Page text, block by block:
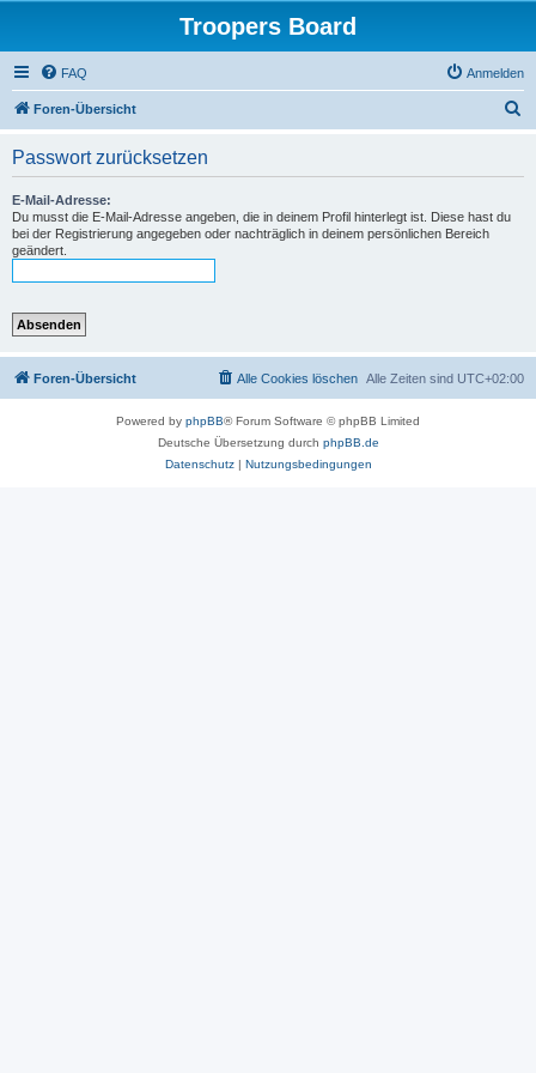
Troopers Board
FAQ Anmelden
Foren-Übersicht
Passwort zurücksetzen
E-Mail-Adresse:
Du musst die E-Mail-Adresse angeben, die in deinem Profil hinterlegt ist. Diese hast du
bei der Registrierung angegeben oder nachträglich in deinem persönlichen Bereich
geändert.
Foren-Übersicht Alle Zeiten sind UTC+02:00
Alle Cookies löschen
Powered by phpBB® Forum Software © phpBB Limited
Deutsche Übersetzung durch phpBB.de
Datenschutz| Nutzungsbedingungen